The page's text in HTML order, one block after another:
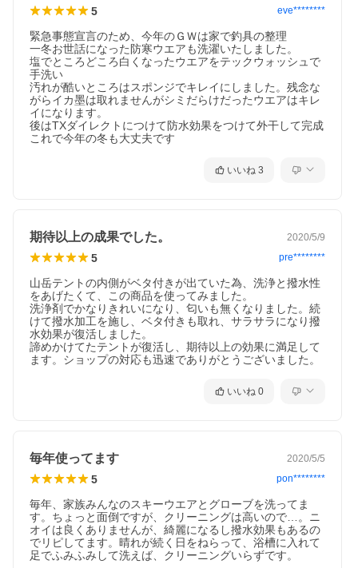
5 eve********
緊急事態宣言のため、今年のＧＷは家で釣具の整理
一冬お世話になった防寒ウエアも洗濯いたしました。
塩でところどころ白くなったウエアをテックウォッシュで
手洗い
汚れが酷いところはスポンジでキレイにしました。残念な
がらイカ墨は取れませんがシミだらけだったウエアはキレ
イになります。
後はTXダイレクトにつけて防水効果をつけて外干して完成
これで今年の冬も大丈夫です
いいね 3
期待以上の成果でした。 2020/5/9
5 pre********
山岳テントの内側がベタ付きが出ていた為、洗浄と撥水性
をあげたくて、この商品を使ってみました。
洗浄剤でかなりきれいになり、匂いも無くなりました。続
けて撥水加工を施し、ベタ付きも取れ、サラサラになり撥
水効果が復活しました。
諦めかけてたテントが復活し、期待以上の効果に満足して
ます。ショップの対応も迅速でありがとうございました。
いいね 0
毎年使ってます 2020/5/5
5 pon********
毎年、家族みんなのスキーウエアとグローブを洗ってま
す。ちょっと面倒ですが、クリーニングは高いので…。ニ
オイは良くありませんが、綺麗になるし撥水効果もあるの
でリピしてます。晴れが続く日をねらって、浴槽に入れて
足でふみふみして洗えば、クリーニングいらずです。